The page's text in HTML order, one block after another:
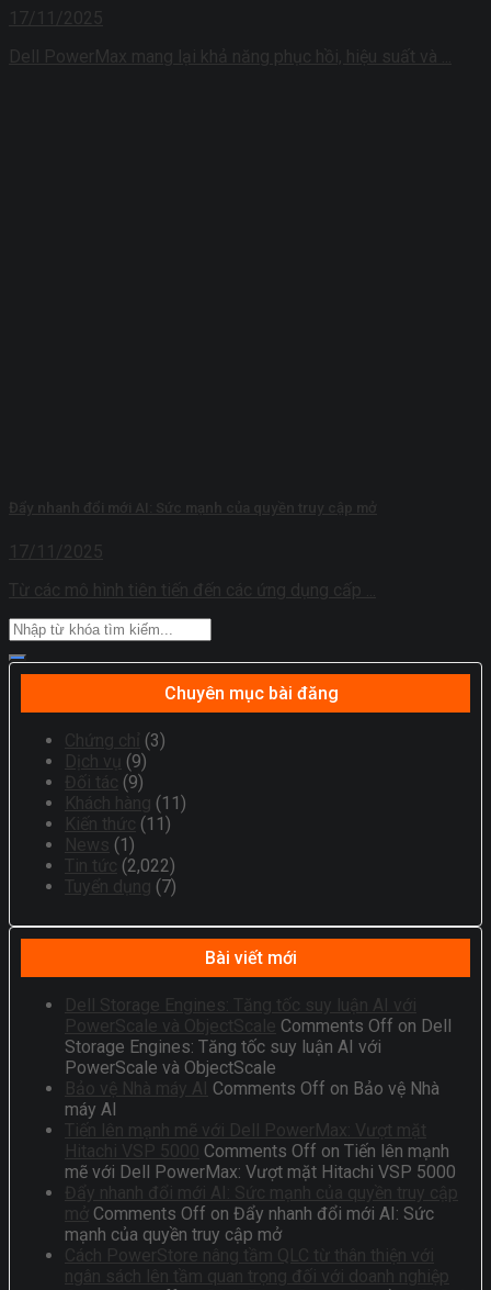
17/11/2025
Dell PowerMax mang lại khả năng phục hồi, hiệu suất và ...
Đẩy nhanh đổi mới AI: Sức mạnh của quyền truy cập mở
17/11/2025
Từ các mô hình tiên tiến đến các ứng dụng cấp ...
Chuyên mục bài đăng
Chứng chỉ (3)
Dịch vụ (9)
Đối tác (9)
Khách hàng (11)
Kiến thức (11)
News (1)
Tin tức (2,022)
Tuyển dụng (7)
Bài viết mới
Dell Storage Engines: Tăng tốc suy luận AI với
PowerScale và ObjectScale Comments Off on Dell
Storage Engines: Tăng tốc suy luận AI với
PowerScale và ObjectScale
Bảo vệ Nhà máy AI Comments Off on Bảo vệ Nhà
máy AI
Tiến lên mạnh mẽ với Dell PowerMax: Vượt mặt
Hitachi VSP 5000 Comments Off on Tiến lên mạnh
mẽ với Dell PowerMax: Vượt mặt Hitachi VSP 5000
Đẩy nhanh đổi mới AI: Sức mạnh của quyền truy cập
mở Comments Off on Đẩy nhanh đổi mới AI: Sức
mạnh của quyền truy cập mở
Cách PowerStore nâng tầm QLC từ thân thiện với
ngân sách lên tầm quan trọng đối với doanh nghiệp